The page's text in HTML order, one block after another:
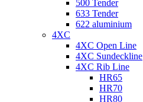
500 Tender
633 Tender
622 aluminium
4XC
4XC Open Line
4XC Sundeckline
4XC Rib Line
HR65
HR70
HR80